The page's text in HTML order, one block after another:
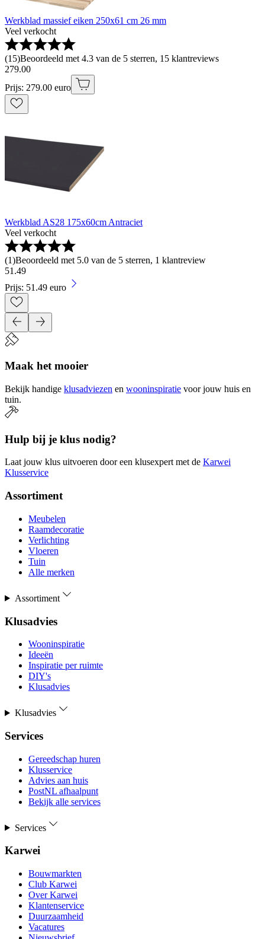
Werkblad massief eiken 250x61 cm 26 mm
Veel verkocht
(15)Beoordeeld met 4.3 van de 5 sterren, 15 klantreviews
279.00
Prijs: 279.00 euro
Werkblad AS28 175x60cm Antraciet
Veel verkocht
(1)Beoordeeld met 5.0 van de 5 sterren, 1 klantreview
51 .49
Prijs: 51.49 euro
Maak het mooier
Bekijk handige klusadviezen en wooninspiratie voor jouw huis en
tuin.
Hulp bij je klus nodig?
Laat jouw klus uitvoeren door een klusexpert met de Karwei
Klusservice
Assortiment
Meubelen
Raamdecoratie
Verlichting
Vloeren
Tuin
Alle merken
Assortiment
Klusadvies
Wooninspiratie
Ideeën
Inspiratie per ruimte
DIY's
Klusadvies
Klusadvies
Services
Gereedschap huren
Klusservice
Advies aan huis
PostNL afhaalpunt
Bekijk alle services
Services
Karwei
Bouwmarkten
Club Karwei
Over Karwei
Klantenservice
Duurzaamheid
Vacatures